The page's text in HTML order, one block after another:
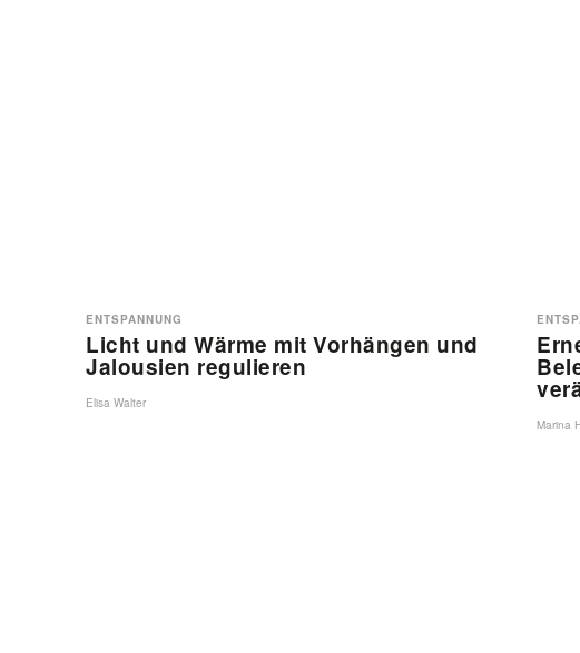
Licht und Wärme mit Vorhängen und
Jalousien regulieren
ENTSPANNUNG
Elisa Walter
Marina